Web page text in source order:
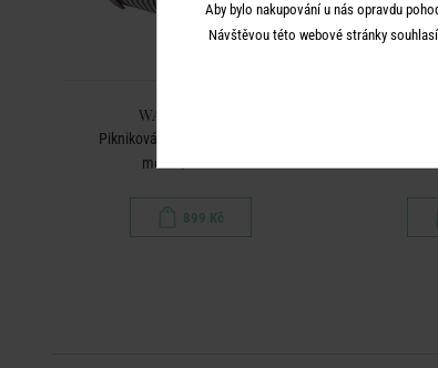
WANDERLUST
Pikniková deka 150 x 200 cm -
modrá/krémová
899 Kč
Aby bylo nakupování u nás opravdu
Návštěvou této webové stránky